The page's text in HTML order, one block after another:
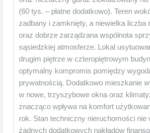
(60 tys. – płatne dodatkowo). Teren
zadbany i zamknięty, a niewielka liczba
oraz dobrze zarządzana wspólnota
sąsiedzkiej atmosferze. Lokal
drugim piętrze w czteropiętrowym
optymalny kompromis pomiędzy
prywatnością. Dodatkowo mieszkanie
w nowe, trzyszybowe okna oraz
znacząco wpływa na komfort
rok. Stan techniczny nieruchomości nie
żadnych dodatkowych nakładów